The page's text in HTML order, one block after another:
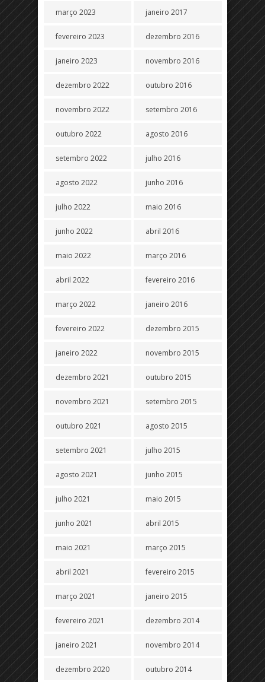
março 2023
fevereiro 2023
janeiro 2023
dezembro 2022
novembro 2022
outubro 2022
setembro 2022
agosto 2022
julho 2022
junho 2022
maio 2022
abril 2022
março 2022
fevereiro 2022
janeiro 2022
dezembro 2021
novembro 2021
outubro 2021
setembro 2021
agosto 2021
julho 2021
junho 2021
maio 2021
abril 2021
março 2021
fevereiro 2021
janeiro 2021
dezembro 2020
janeiro 2017
dezembro 2016
novembro 2016
outubro 2016
setembro 2016
agosto 2016
julho 2016
junho 2016
maio 2016
abril 2016
março 2016
fevereiro 2016
janeiro 2016
dezembro 2015
novembro 2015
outubro 2015
setembro 2015
agosto 2015
julho 2015
junho 2015
maio 2015
abril 2015
março 2015
fevereiro 2015
janeiro 2015
dezembro 2014
novembro 2014
outubro 2014